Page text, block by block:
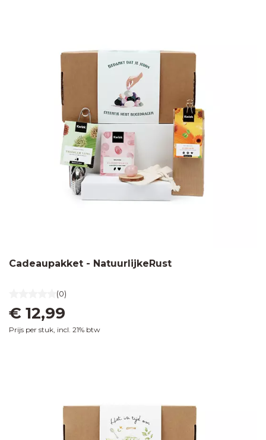
Cadeaupakket - NatuurlijkeRust
(0)
€ 12,99
Prijs per stuk, incl. 21% btw